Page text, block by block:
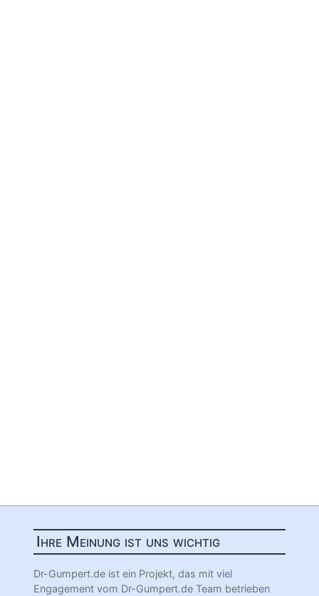
Ihre Meinung ist uns wichtig
Dr-Gumpert.de ist ein Projekt, das mit viel
Engagement vom Dr-Gumpert.de Team betrieben